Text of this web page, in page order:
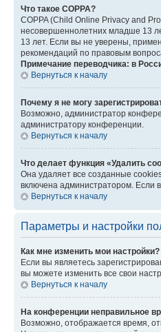
Что такое COPPA?
COPPA (Child Online Privacy and
несовершеннолетних младше 13
13 лет. Если вы не уверены,
рекомендаций по правовым
Примечание переводчика: в
Вернуться к началу
Почему я не могу
Возможно, администратор
администратору конференции.
Вернуться к началу
Что делает функция «Удалить
Она удаляет все созданные
включена администратором. Если
Вернуться к началу
Параметры и настройки
Как мне изменить мои настройки?
Если вы являетесь
вы можете изменить все свои
Вернуться к началу
На конференции неправильное
Возможно, отображается время,